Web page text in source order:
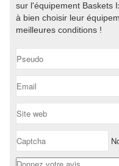
sur l'équipement Baskets
à bien choisir leur
meilleures conditions !